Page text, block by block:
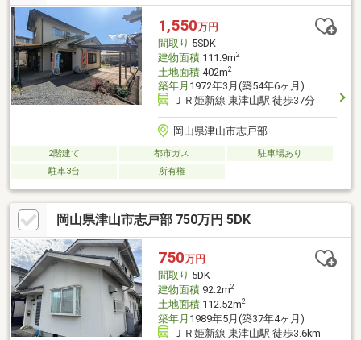
1,550万円
間取り 5SDK
建物面積111.9m2
土地面積402m2
築年月 1972年3月(築54年6ヶ月)
ＪＲ姫新線 東津山駅 徒歩37分
岡山県津山市志戸部
2階建て 都市ガス
駐車場あり
駐車3台
所有権
岡山県津山市志戸部 750万円 5DK
750万円
間取り 5DK
建物面積92.2m2
土地面積112.52m2
築年月 1989年5月(築37年4ヶ月)
ＪＲ姫新線 東津山駅 徒歩3.6km